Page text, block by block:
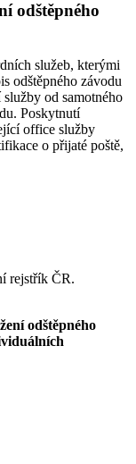
odštěpného
služeb, kterými
odštěpného závodu
od samotného
Poskytnutí
office služby
o přijaté poště,
rejstřík ČR.
odštěpného